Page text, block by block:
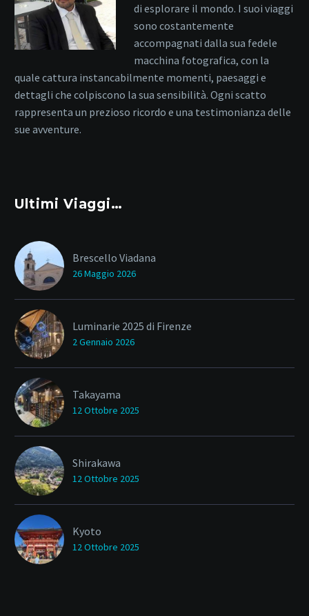
di esplorare il mondo. I suoi viaggi
sono costantemente
accompagnati dalla sua fedele
macchina fotografica, con la
quale cattura instancabilmente momenti, paesaggi e
dettagli che colpiscono la sua sensibilità. Ogni scatto
rappresenta un prezioso ricordo e una testimonianza delle
sue avventure.
Ultimi Viaggi…
Brescello Viadana
26 Maggio 2026
Luminarie 2025 di Firenze
2 Gennaio 2026
Takayama
12 Ottobre 2025
Shirakawa
12 Ottobre 2025
Kyoto
12 Ottobre 2025